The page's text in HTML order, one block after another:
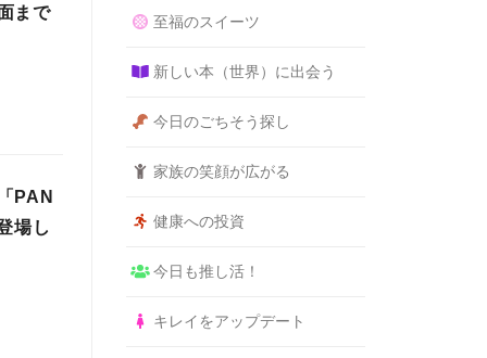
まで
PAN
場し
至福のスイーツ
新しい本（世界）に出会う
今日のごちそう探し
家族の笑顔が広がる
健康への投資
今日も推し活！
キレイをアップデート